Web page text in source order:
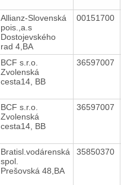
Allianz-Slovenská
pois.,a.s
Dostojevského
rad 4,BA
00151700
BCF s.r.o.
Zvolenská
cesta14, BB
36597007
BCF s.r.o.
Zvolenská
cesta14, BB
36597007
Bratisl.vodárenská
spol.
Prešovská 48,BA
35850370